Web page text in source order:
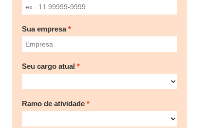
Sua empresa
Seu cargo atual
Ramo de atividade